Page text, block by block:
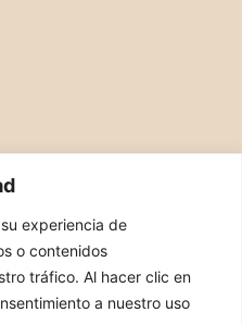
experiencia de
o contenidos
tráfico. Al hacer clic en
a nuestro uso